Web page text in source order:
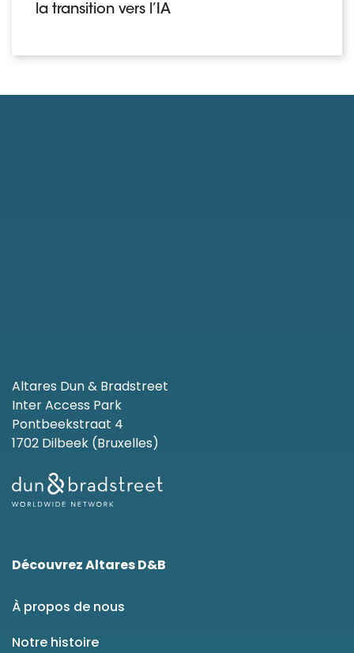
la transition vers l’IA
Altares Dun & Bradstreet
Inter Access Park
Pontbeekstraat 4
1702 Dilbeek (Bruxelles)
Découvrez Altares D&B
À propos de nous
Notre histoire